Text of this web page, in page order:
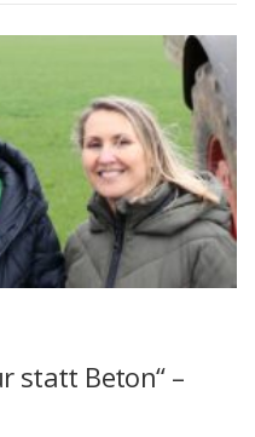
statt Beton“ –